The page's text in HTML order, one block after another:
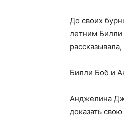
До своих
летним Билли
Билли Боб и
Анджелина
доказать